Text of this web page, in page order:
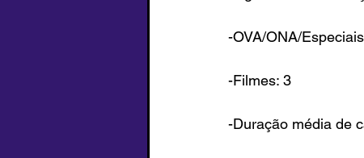
-OVA/ONA/
-Filmes: 3
-Duração média de